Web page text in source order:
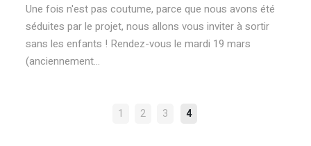
Une fois n'est pas coutume, parce que nous avons été
séduites par le projet, nous allons vous inviter à sortir
sans les enfants ! Rendez-vous le mardi 19 mars
(anciennement...
NAVIGATION1 2 3 4